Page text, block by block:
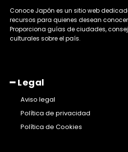
​Conoce Japón es un sitio web
recursos para quienes desean
Proporciona guías de ciudades,
culturales sobre el país. ​
━ Legal
Aviso legal
Política de privacidad
Política de Cookies